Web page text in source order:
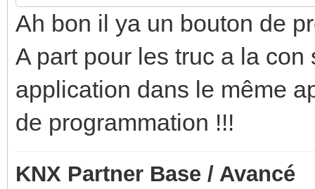
Ah bon il ya un bouton de
A part pour les truc a la
application dans le même
de programmation !!!
KNX Partner Base / Avancé